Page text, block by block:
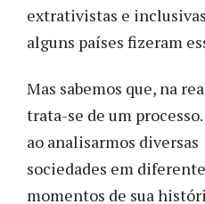
extrativistas e
alguns países fizeram
Mas sabemos que, na
trata-se de um
ao analisarmos diversas
sociedades em
momentos de sua